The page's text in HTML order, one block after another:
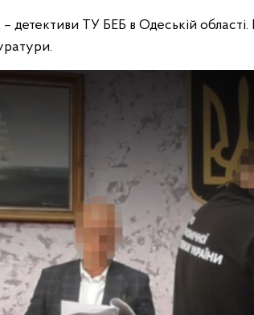
детективи ТУ БЕБ в Одеській